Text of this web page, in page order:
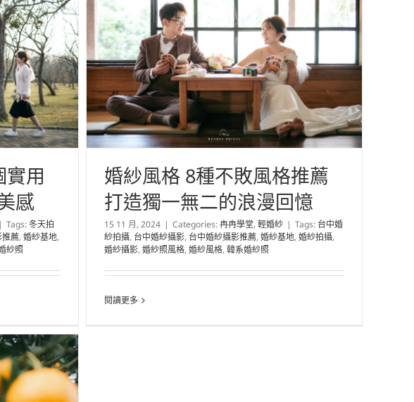
實用
感
| Tags:冬天拍
推薦, 婚紗基地,
紗照
婚紗風格 8種不敗風格推薦
打造獨一無二的浪漫回憶
15 11 月, 2024 | Categories:冉冉學堂, 輕婚紗 | Tags: 台中婚
紗拍攝, 台中婚紗攝影, 台中婚紗攝影推薦, 婚紗基地, 婚紗拍攝,
婚紗攝影, 婚紗照風格, 婚紗風格, 韓系婚紗照
閱讀更多